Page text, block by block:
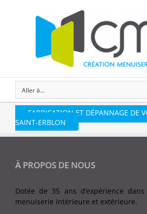
Aller à...
FABRICATION ET DÉPANNAGE DE
SAINT-ERBLON
À PROPOS DE NOUS
Dotée de 35 ans d’expérience
menuiserie intérieure et extérieure.